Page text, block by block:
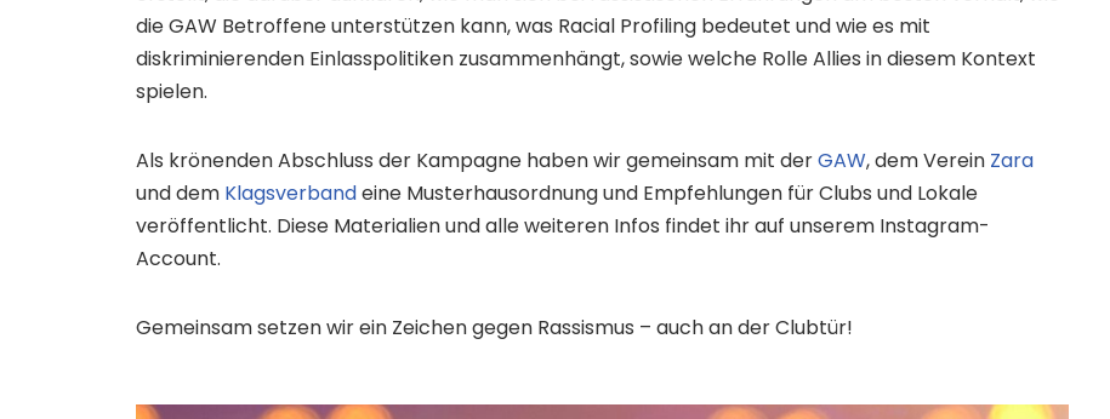
die GAW Betroffene unterstützen kann, was Racial Profiling bedeutet und wie es mit
diskriminierenden Einlasspolitiken zusammenhängt, sowie welche Rolle Allies in diesem Kontext
spielen.
Als krönenden Abschluss der Kampagne haben wir gemeinsam mit derGAW, dem Verein Zara
und dem Klagsverbandeine Musterhausordnung und Empfehlungen für Clubs und Lokale
veröffentlicht. Diese Materialien und alle weiteren Infos findet ihr auf unserem Instagram-
Account.
Gemeinsam setzen wir ein Zeichen gegen Rassismus – auch an der Clubtür!